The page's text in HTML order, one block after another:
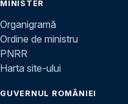
MINISTER
Organigramă
Ordine de ministru
PNRR
Harta site-ului
GUVERNUL ROMÂNIEI